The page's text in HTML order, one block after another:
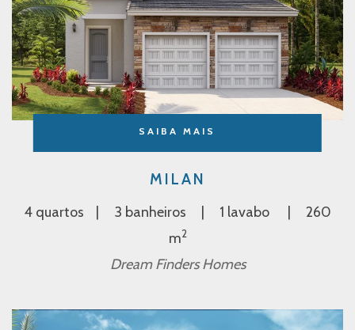
SAIBA MAIS
MILAN
4 quartos 3 banheiros 1 lavabo
260
m2
Dream Finders Homes